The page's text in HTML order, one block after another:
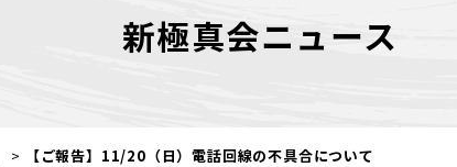
新極真会ニュース
> 【ご報告】11/20（日）電話回線の不具合について